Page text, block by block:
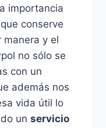
importancia
conserve
manera y el
no sólo se
con un
además nos
vida útil lo
un servicio